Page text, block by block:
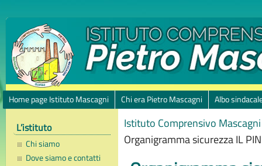
Home page Istituto Mascagni Chi era Pietro Mascagni Albo
L’istituto
Chi siamo
Dove siamo e contatti
Istituto Comprensivo
Organigramma sicurezza IL